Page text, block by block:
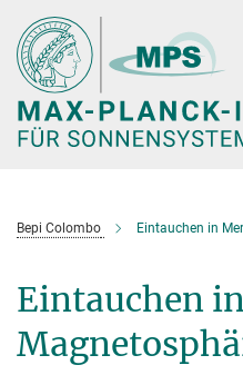
Hauptinhalt
Bepi Colombo Eintauchen in
Eintauchen